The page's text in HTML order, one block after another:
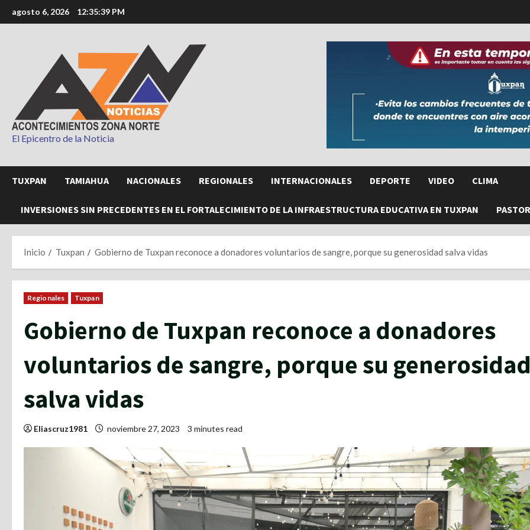
al
agosto 6, 2026 12:35:41 PM
El Epicentro de la Noticia
TUXPAN TAMIAHUA NACIONALES REGIONALES INTERNACIONALES DEPORTE VIDEO CLIMA
INVERSIONES SIN PRECEDENTES EN EL FORTALECIMIENTO DE LA INFRAESTRUCTURA EDUCATIVA EN TUXPAN
Inicio Tuxpan Gobierno de Tuxpan reconoce a donadores voluntarios de sangre, porque su generosidad salva vidas
Regionales Tuxpan
Gobierno de Tuxpan reconoce a donadores
voluntarios de sangre, porque su
salva vidas
Eliascruz1981 noviembre 27, 2023 3 minutes read